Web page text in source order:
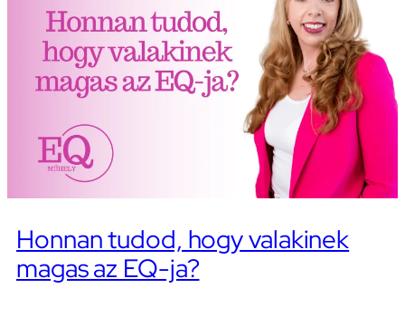
Honnan tudod, hogy valakinek
magas az EQ-ja?